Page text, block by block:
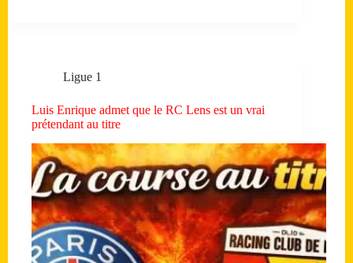
Ligue 1
Luis Enrique admet que le RC Lens est un vrai
prétendant au titre